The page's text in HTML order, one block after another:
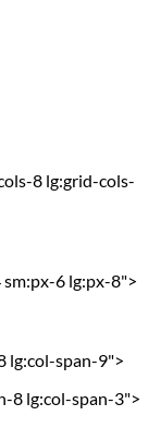
8 lg:grid-cols-
6 lg:px-8">
lg:col-span-9">
8 lg:col-span-3">